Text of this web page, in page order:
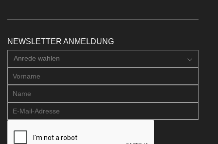
NEWSLETTER ANMELDUNG
Anrede wahlen